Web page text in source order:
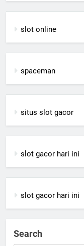
slot online
spaceman
situs slot gacor
slot gacor hari ini
slot gacor hari ini
Search